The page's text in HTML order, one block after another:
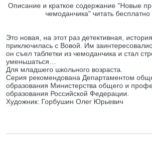
Описание и краткое содержание "Новые
чемоданчика" читать бесплатно
Это новая, на этот раз детективная,
приключилась с Вовой. Им
он съел таблетки из чемоданчика и стал
уменьшаться…
Для младшего школьного возраста.
Серия рекомендована Департаментом
образования Министерства общего и
образования Российской Федерации.
Художник: Горбушин Олег Юрьевич